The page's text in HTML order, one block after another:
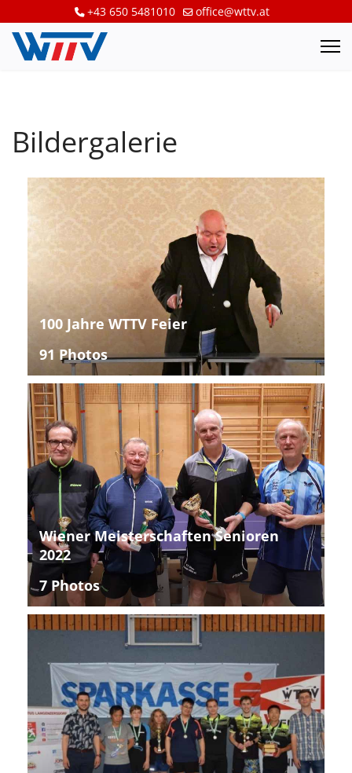
+43 650 5481010 office@wttv.at
Bildergalerie
100 Jahre WTTV Feier
91 Photos
Wiener Meisterschaften Senioren
2022
7 Photos